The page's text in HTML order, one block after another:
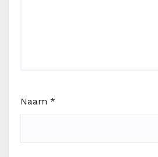
Naam *